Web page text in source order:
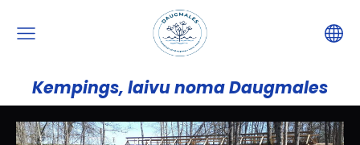
Kempings, laivu noma Daugmales